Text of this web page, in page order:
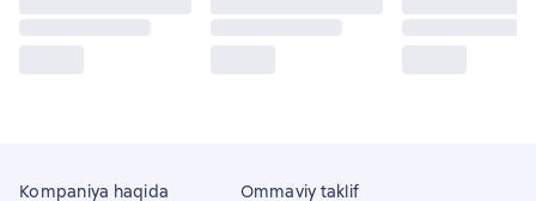
Kompaniya haqida Ommaviy taklif